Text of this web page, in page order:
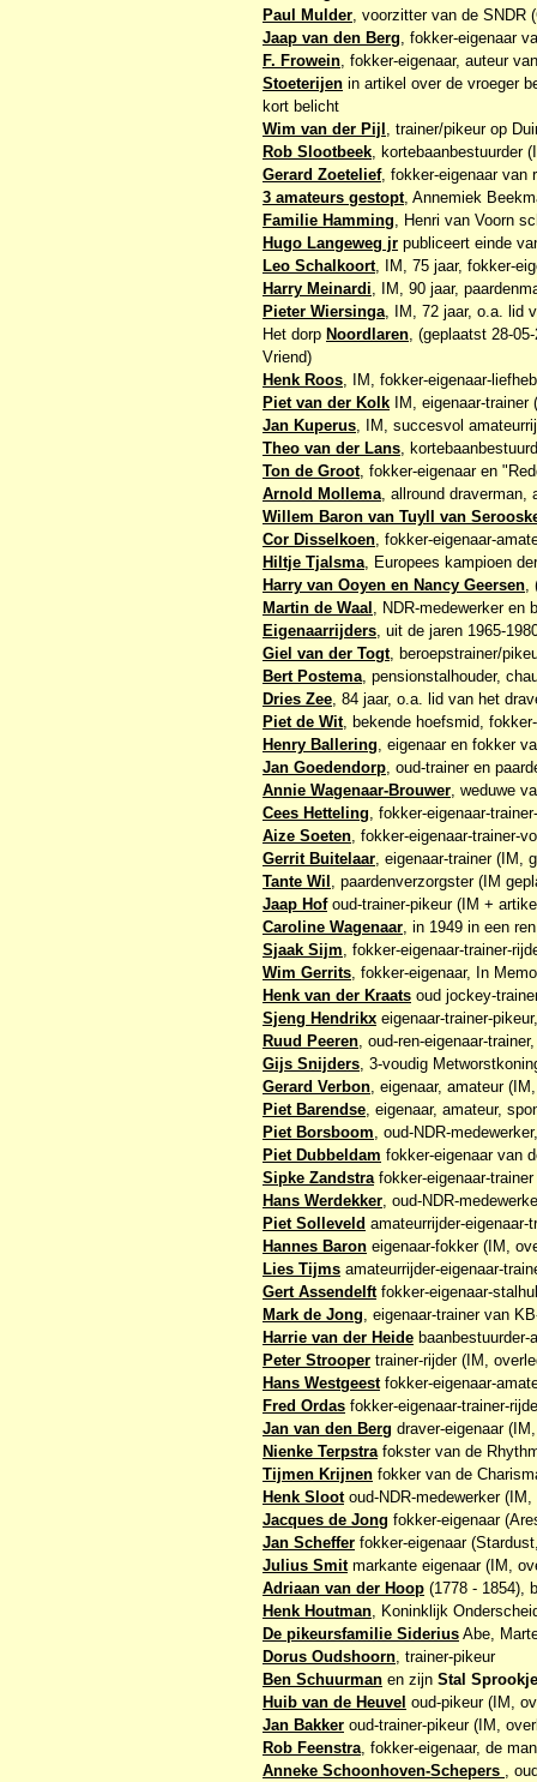
Paul Mulder, voorzitter van de SNDR
Jaap van den Berg, fokker-eigenaar
F. Frowein, fokker-eigenaar, auteur
Stoeterijen in artikel over de vroeger
kort belicht
Wim van der Pijl , trainer/pikeur op
Rob Slootbeek, kortebaanbestuurder
Gerard Zoetelief, fokker-eigenaar van
3 amateurs gestopt, Annemiek
Familie Hamming, Henri van Voorn
Hugo Langeweg jr publiceert einde
Leo Schalkoort, IM, 75 jaar, fokker-
Harry Meinardi, IM, 90 jaar,
Pieter Wiersinga, IM, 72 jaar, o.a. lid
Het dorp Noordlaren, (geplaatst 28-
Vriend)
Henk Roos, IM, fokker-eigenaar-
Piet van der Kolk IM, eigenaar-trainer
Jan Kuperus, IM, succesvol
Theo van der Lans,
Ton de Groot, fokker-eigenaar en
Arnold Mollema, allround draverman,
Willem Baron van Tuyll van
Cor Disselkoen, fokker-eigenaar-
Hiltje Tjalsma, Europees kampioen
Harry van Ooyen en Nancy Geersen,
Martin de Waal , NDR-medewerker en
Eigenaarrijders, uit de jaren 1965-
Giel van der Togt, beroepstrainer/
Bert Postema, pensionstalhouder,
Dries Zee, 84 jaar, o.a. lid van het
Piet de Wit, bekende hoefsmid,
Henry Ballering, eigenaar en fokker
Jan Goedendorp, oud-trainer en
Annie Wagenaar-Brouwer, weduwe
Cees Hetteling, fokker-eigenaar-
Aize Soeten, fokker-eigenaar-trainer-
Gerrit Buitelaar, eigenaar-trainer (IM,
Tante Wil , paardenverzorgster (IM
Jaap Hofoud-trainer-pikeur (IM +
Caroline Wagenaar, in 1949 in een
Sjaak Sijm, fokker-eigenaar-trainer-
Wim Gerrits, fokker-eigenaar, In
Henk van der Kraats oud jockey-
Sjeng Hendrikx eigenaar-trainer-
Ruud Peeren, oud-ren-eigenaar-
Gijs Snijders, 3-voudig
Gerard Verbon, eigenaar, amateur
Piet Barendse, eigenaar, amateur,
Piet Borsboom, oud-NDR-
Piet Dubbeldam fokker-eigenaar van
Sipke Zandstrafokker-eigenaar-
Hans Werdekker, oud-NDR-
Piet Solleveld amateurrijder-
Hannes Baron eigenaar-fokker (IM,
Lies Tijms amateurrijder-eigenaar-
Gert Assendelftfokker-eigenaar-
Mark de Jong, eigenaar-trainer van
Harrie van der Heide
Peter Strooper trainer-rijder (IM,
Hans Westgeestfokker-eigenaar-
Fred Ordas fokker-eigenaar-trainer-
Jan van den Berg draver-eigenaar
Nienke Terpstrafokster van de
Tijmen Krijnen fokker van de
Henk Slootoud-NDR-medewerker
Jacques de Jong fokker-eigenaar
Jan Scheffer fokker-eigenaar
Julius Smitmarkante eigenaar (IM,
Adriaan van der Hoop (1778 - 1854),
Henk Houtman, Koninklijk
De pikeursfamilie Siderius Abe,
Dorus Oudshoorn, trainer-pikeur
Ben Schuurman en zijn Stal
Huib van de Heuvel oud-pikeur (IM,
Jan Bakker oud-trainer-pikeur (IM,
Rob Feenstra, fokker-eigenaar, de
Anneke Schoonhoven-Schepers ,